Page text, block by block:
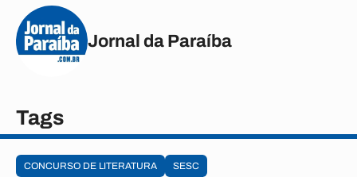
Jornal da Paraíba
Tags
CONCURSO DE LITERATURA SESC